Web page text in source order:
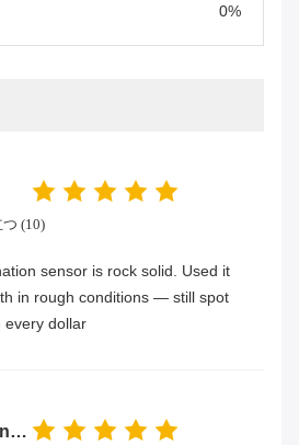
0%
(10)
sensor is rock solid. Used it
in rough conditions — still spot
every dollar
Mark Collins – Engineer